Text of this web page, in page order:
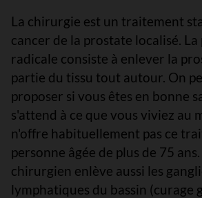
La chirurgie est un traitement
cancer de la prostate localisé.
radicale consiste à enlever la
partie du tissu tout autour. On
proposer si vous êtes en bonne
s'attend à ce que vous viviez au
n'offre habituellement pas ce
personne âgée de plus de 75
chirurgien enlève aussi les
lymphatiques du bassin (curage